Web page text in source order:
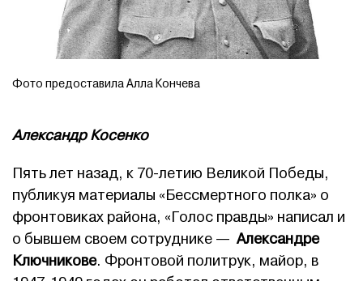
Фото предоставила Алла Кончева
Александр Косенко
Пять лет назад, к 70-летию Великой Победы,
публикуя материалы «Бессмертного полка» о
фронтовиках района, «Голос правды» написал и
о бывшем своем сотруднике — Александре
Ключникове. Фронтовой политрук, майор, в